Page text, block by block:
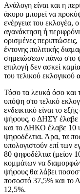
Ανάλογη είναι και η
άκυρο μπορεί να
ενέργεια του εκλογέα,
αγανάκτηση ή
ορισμένες
έντονης πολιτικής
σημειώσεων πάνω στο
επιλογή δεν ασκεί
του τελικού εκλογικού
Τόσο τα λευκά όσο και
υπόψη στο τελικό
ενδεικτικό είναι το
ψήφους, ο ΔΗΣΥ
και το ΔΗΚΟ έλαβε 10
ψηφοδέλτια. Άρα, τα
υπολογιστούν επί των
80 ψηφοδέλτια (μείον
κομμάτων να
ψήφους θα λάβει
ποσοστό 37,5% και το
12,5%.